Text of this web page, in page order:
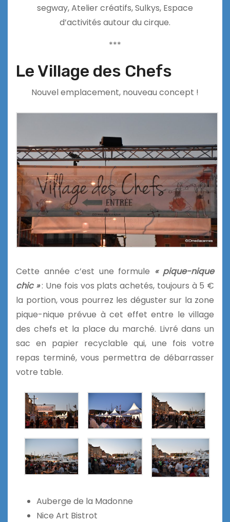
segway, Atelier créatifs, Sulkys, Espace
d’activités autour du cirque.
***
Le Village des Chefs
Nouvel emplacement, nouveau concept !
Cette année c’est une formule « pique-nique
chic »: Une fois vos plats achetés, toujours à 5 €
la portion, vous pourrez les déguster sur la zone
pique-nique prévue à cet effet entre le village
des chefs et la place du marché. Livré dans un
sac en papier recyclable qui, une fois votre
repas terminé, vous permettra de débarrasser
votre table.
Auberge de la Madonne
Nice Art Bistrot